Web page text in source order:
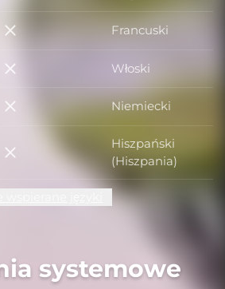
Francuski Francuski
Włoski Włoski
Niemiecki Niemiecki
Hiszpański (Hiszpania)
Hiszpański
(Hiszpania)
systemowe